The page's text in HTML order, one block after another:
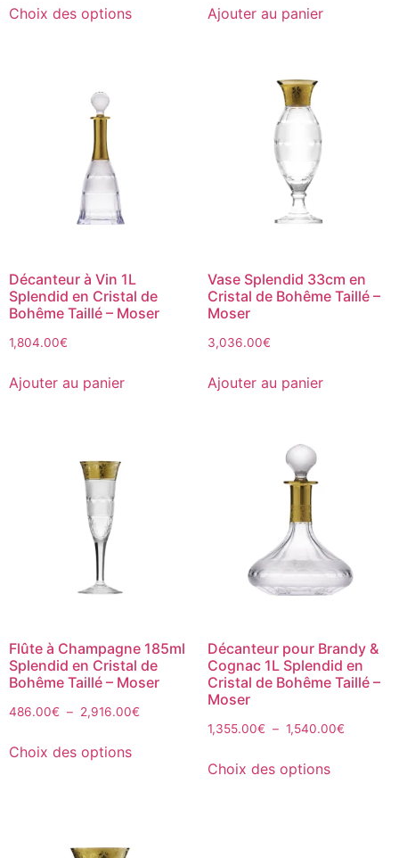
Choix des options Ajouter au panier
Décanteur à Vin 1L
Splendid en Cristal de
Bohême Taillé – Moser
1,804.00€
Ajouter au panier
Vase Splendid 33cm en
Cristal de Bohême Taillé –
Moser
3,036.00€
Ajouter au panier
Flûte à Champagne 185ml
Splendid en Cristal de
Bohême Taillé – Moser
486.00€ – 2,916.00€
Choix des options
Décanteur pour Brandy &
Cognac 1L Splendid en
Cristal de Bohême Taillé –
Moser
1,355.00€ – 1,540.00€
Choix des options